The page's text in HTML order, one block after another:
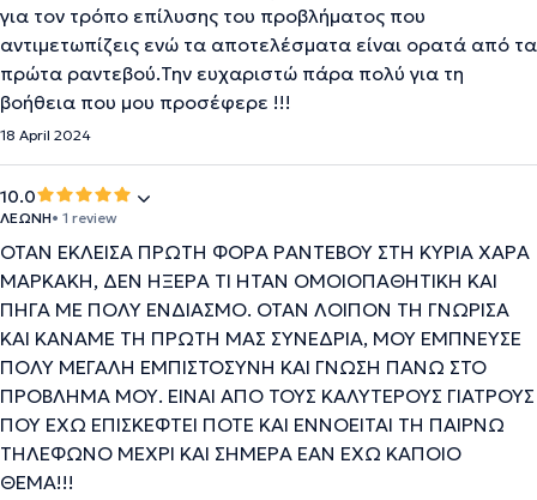
για τον τρόπο επίλυσης του προβλήματος που
αντιμετωπίζεις ενώ τα αποτελέσματα είναι ορατά από τα
πρώτα ραντεβού.Την ευχαριστώ πάρα πολύ για τη
βοήθεια που μου προσέφερε !!!
18 April 2024
10.0
ΛΕΩΝΗ• 1 review
ΟΤΑΝ ΕΚΛΕΙΣΑ ΠΡΩΤΗ ΦΟΡΑ ΡΑΝΤΕΒΟΥ ΣΤΗ ΚΥΡΙΑ ΧΑΡΑ
ΜΑΡΚΑΚΗ, ΔΕΝ ΗΞΕΡΑ ΤΙ ΗΤΑΝ ΟΜΟΙΟΠΑΘΗΤΙΚΗ ΚΑΙ
ΠΗΓΑ ΜΕ ΠΟΛΥ ΕΝΔΙΑΣΜΟ. ΟΤΑΝ ΛΟΙΠΟΝ ΤΗ ΓΝΩΡΙΣΑ
ΚΑΙ ΚΑΝΑΜΕ ΤΗ ΠΡΩΤΗ ΜΑΣ ΣΥΝΕΔΡΙΑ, ΜΟΥ ΕΜΠΝΕΥΣΕ
ΠΟΛΥ ΜΕΓΑΛΗ ΕΜΠΙΣΤΟΣΥΝΗ ΚΑΙ ΓΝΩΣΗ ΠΑΝΩ ΣΤΟ
ΠΡΟΒΛΗΜΑ ΜΟΥ. ΕΙΝΑΙ ΑΠΟ ΤΟΥΣ ΚΑΛΥΤΕΡΟΥΣ ΓΙΑΤΡΟΥΣ
ΠΟΥ ΕΧΩ ΕΠΙΣΚΕΦΤΕΙ ΠΟΤΕ ΚΑΙ ΕΝΝΟΕΙΤΑΙ ΤΗ ΠΑΙΡΝΩ
ΤΗΛΕΦΩΝΟ ΜΕΧΡΙ ΚΑΙ ΣΗΜΕΡΑ ΕΑΝ ΕΧΩ ΚΑΠΟΙΟ
ΘΕΜΑ!!!